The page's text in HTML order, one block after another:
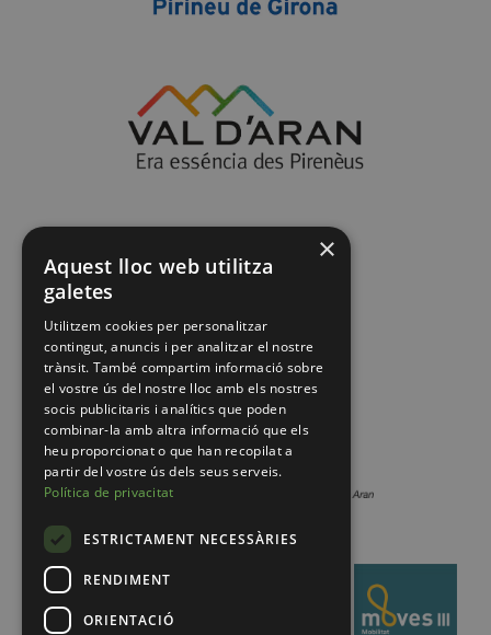
×
Aquest lloc web utilitza
galetes
Utilitzem cookies per personalitzar
contingut, anuncis i per analitzar el nostre
trànsit. També compartim informació sobre
el vostre ús del nostre lloc amb els nostres
socis publicitaris i analítics que poden
combinar-la amb altra informació que els
heu proporcionat o que han recopilat a
partir del vostre ús dels seus serveis.
Política de privacitat
ESTRICTAMENT NECESSÀRIES
RENDIMENT
ORIENTACIÓ